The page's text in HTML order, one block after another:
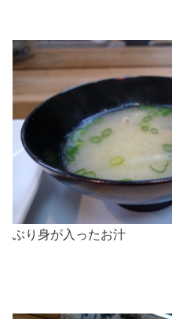
ぶり身が入ったお汁